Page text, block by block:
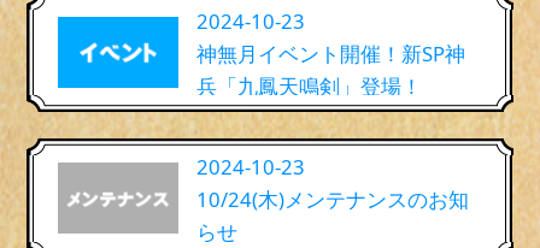
2024-10-23
神無月イベント開催！新SP神
兵「九鳳天鳴剣」登場！
2024-10-23
10/24(木)メンテナンスのお知
らせ